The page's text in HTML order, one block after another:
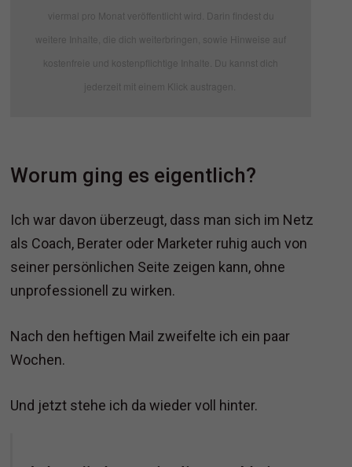
viermal pro Monat veröffentlicht wird. Darin findest du
weitere Inhalte, die dich weiterbringen, sowie Hinweise auf
kostenfreie und kostenpflichtige Inhalte. Du kannst dich
jederzeit mit einem Klick austragen.
Worum ging es eigentlich?
Ich war davon überzeugt, dass man sich im Netz
als Coach, Berater oder Marketer ruhig auch von
seiner persönlichen Seite zeigen kann, ohne
unprofessionell zu wirken.
Nach den heftigen Mail zweifelte ich ein paar
Wochen.
Und jetzt stehe ich da wieder voll hinter.